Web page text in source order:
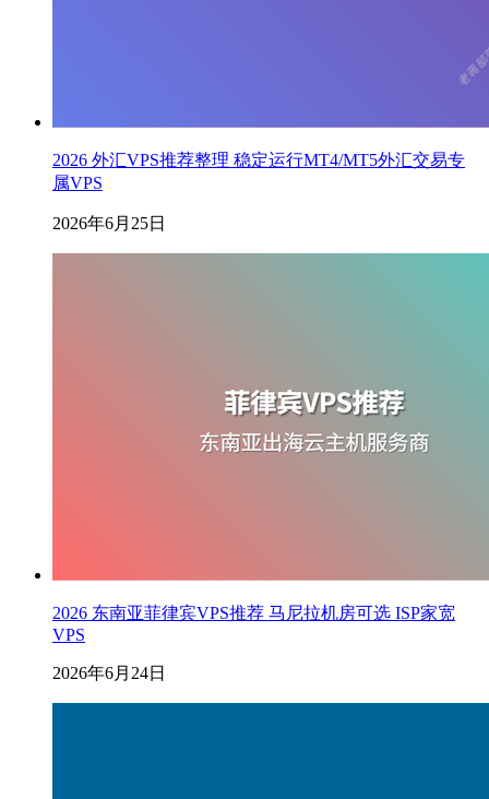
2026 外汇VPS推荐整理 稳定运行MT4/MT5外汇交易专
属VPS
2026年6月25日
2026 东南亚菲律宾VPS推荐 马尼拉机房可选 ISP家宽
VPS
2026年6月24日